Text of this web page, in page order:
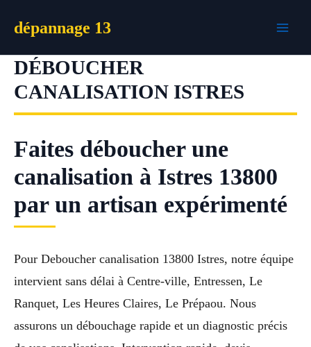
dépannage 13
DÉBOUCHER
CANALISATION ISTRES
Faites déboucher une
canalisation à Istres 13800
par un artisan expérimenté
Pour Deboucher canalisation 13800 Istres, notre équipe
intervient sans délai à Centre-ville, Entressen, Le
Ranquet, Les Heures Claires, Le Prépaou. Nous
assurons un débouchage rapide et un diagnostic précis